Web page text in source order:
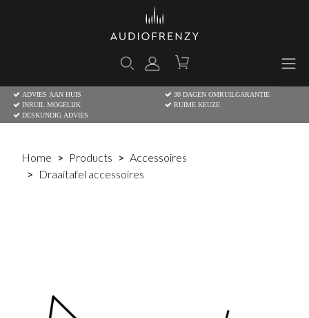
ADVIES AAN HUIS
30 DAGEN OMRUILGARANTIE
INRUIL MOGELIJK
RUIME KEUZE
DESKUNDIG ADVIES
Home Products
Accessoires
Draaitafel accessoires